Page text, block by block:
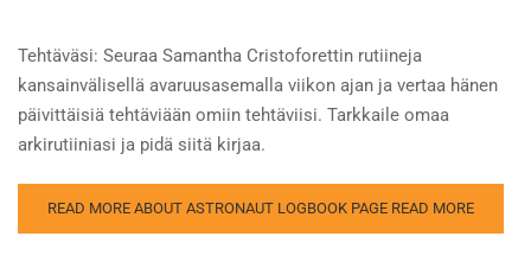
Tehtäväsi: Seuraa Samantha Cristoforettin rutiineja
kansainvälisellä avaruusasemalla viikon ajan ja vertaa hänen
päivittäisiä tehtäviään omiin tehtäviisi. Tarkkaile omaa
arkirutiiniasi ja pidä siitä kirjaa.
READ MORE ABOUT ASTRONAUT LOGBOOK PAGE READ MORE